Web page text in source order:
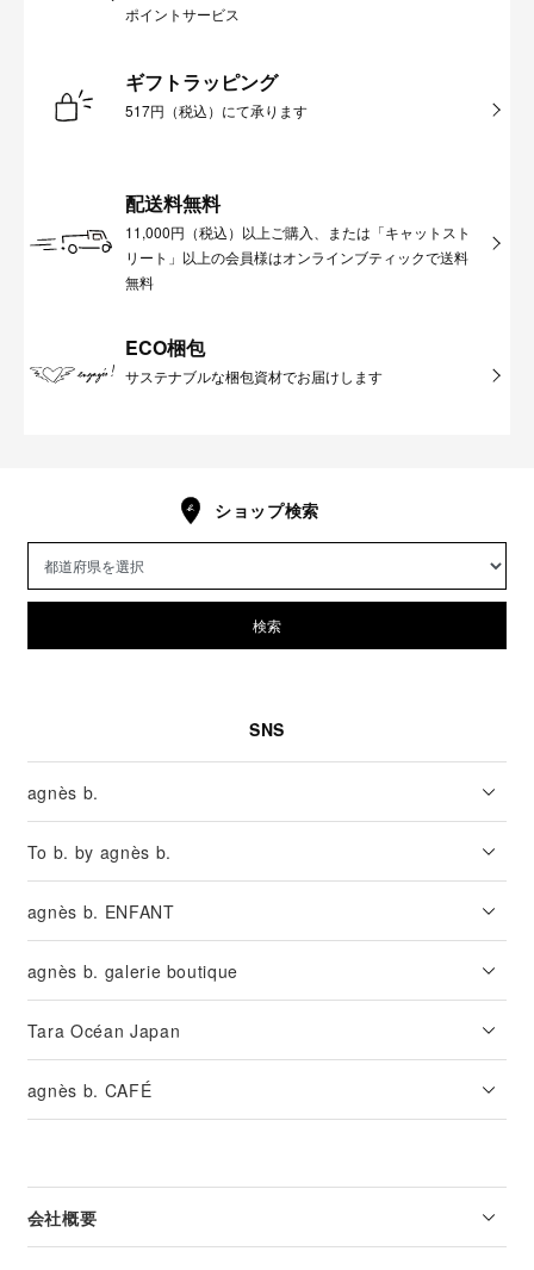
ポイントサービス
ギフトラッピング
517円（税込）にて承ります
配送料無料
11,000円（税込）以上ご購入、または「キャットスト
リート」以上の会員様はオンラインブティックで送料
無料
ECO梱包
サステナブルな梱包資材でお届けします
ショップ検索
検索
SNS
agnès b.
To b. by agnès b.
agnès b. ENFANT
agnès b. galerie boutique
Tara Océan Japan
agnès b. CAFÉ
会社概要